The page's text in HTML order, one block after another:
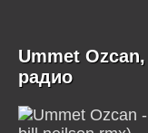
Ummet
радио